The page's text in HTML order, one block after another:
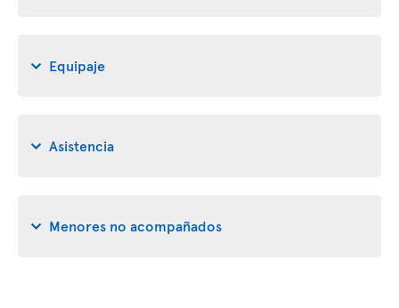
Equipaje
Asistencia
Menores no acompañados